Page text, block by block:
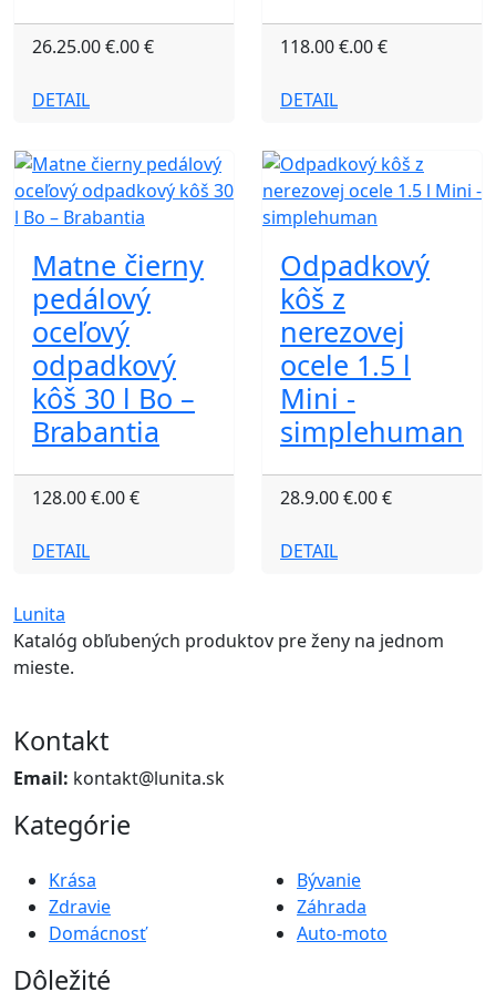
26.25.00 €.00 €
DETAIL
118.00 €.00 €
DETAIL
Matne čierny
pedálový
oceľový
odpadkový
kôš 30 l Bo –
Brabantia
128.00 €.00 €
DETAIL
Odpadkový
kôš z
nerezovej
ocele 1.5 l
Mini -
simplehuman
28.9.00 €.00 €
DETAIL
Lunita
Katalóg obľubených produktov pre ženy na jednom
mieste.
Kontakt
Email: kontakt@lunita.sk
Kategórie
Krása
Zdravie
Domácnosť
Bývanie
Záhrada
Auto-moto
Dôležité